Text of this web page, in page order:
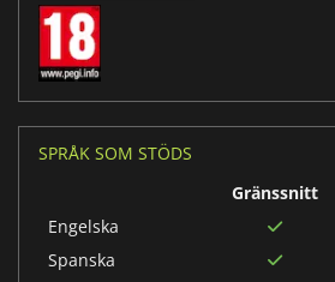
SPRÅK SOM STÖDS
Gränssnitt
Engelska
Spanska